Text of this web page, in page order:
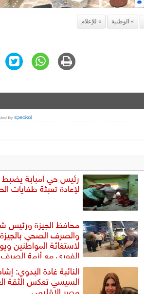
الوطنية للإعلام
رئيس حي امبابة يضبط
لإعادة تعبئة طفايات
محافظ الجيزة ورئيس
والصرف الصحي
لاستغاثة المواطنين
الفوري مع أزمة
النائبة غادة البدوي:
السيسي تعكس الثقة
مصر الإقليمي